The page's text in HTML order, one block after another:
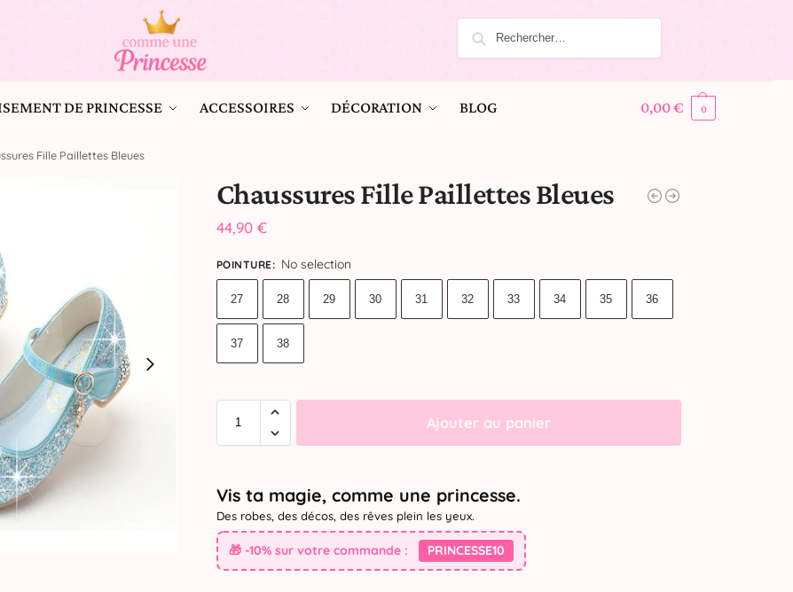
DE PRINCESSE ACCESSOIRES DÉCORATION BLOG 0,00€ 0
Fille Paillettes Bleues
Chaussures Fille Paillettes Bleues
44,90 €
POINTURE: No selection
27 28 29 30 31 32 33 34 35 36
37 38
Ajouter au panier
Vis ta magie, comme une princesse.
Des robes, des décos, des rêves plein les yeux.
🎁 -10% sur votre commande : PRINCESSE10